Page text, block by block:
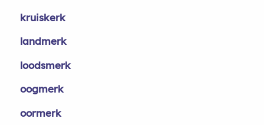
kruiskerk
landmerk
loodsmerk
oogmerk
oormerk